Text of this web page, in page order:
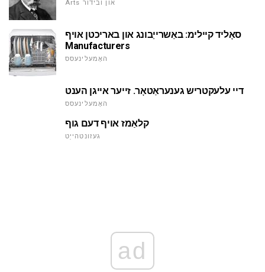
Arts און ובידור
סאָליד קיילימ: באַשרייַבונג און באריכטן אויף
Manufacturers
האָמעלינעסס
דיי עלעקטריש גענעראַטאָר. זייער אייגן הענט
האָמעלינעסס
קלאַמז אויף דעם גוף
געזונטהייַט
ad